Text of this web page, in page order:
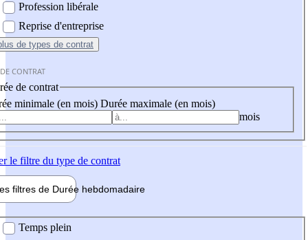
Profession libérale
Reprise d'entreprise
de types de contrat
CONTRAT
de contrat
minimale (en mois) Durée maximale (en mois)
mois
le filtre du type de contrat
filtres de Durée hebdomadaire
Temps plein